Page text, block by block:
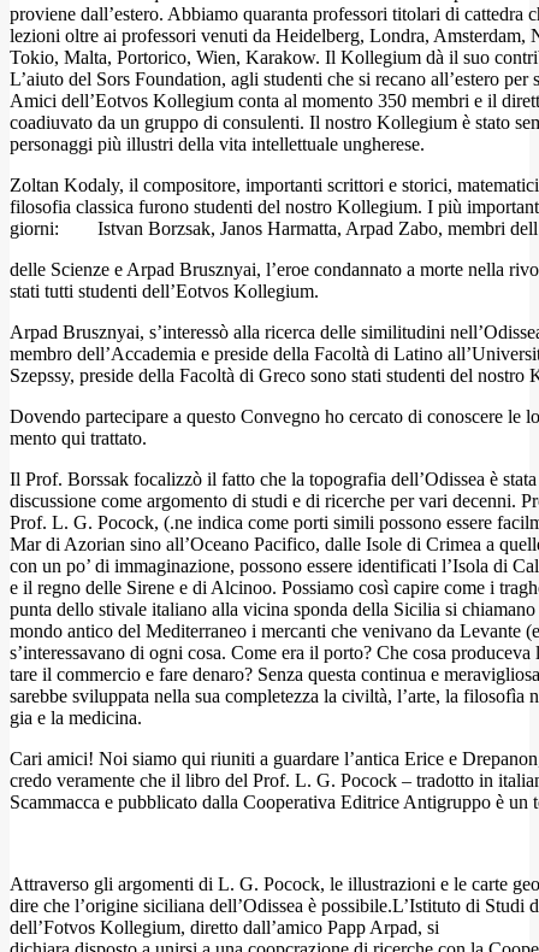
proviene dall’estero. Abbiamo quaranta professori titolari di cattedra
lezioni oltre ai professori venuti da Heidelberg, Londra, Amsterdam,
Tokio, Malta, Portorico, Wien, Karakow. Il Kollegium dà il suo
L’aiuto del Sors Foundation, agli studenti che si recano all’estero per
Amici dell’Eotvos Kollegium conta al momento 350 membri e il
coadiuvato da un gruppo di consulenti. Il nostro Kollegium è stato
personaggi più illustri della vita intellettuale ungherese.
Zoltan Kodaly, il compositore, importanti scrittori e storici,
filosofia classica furono studenti del nostro Kollegium. I più
giorni: Istvan Borzsak, Janos Harmatta, Arpad Zabo, membri
delle Scienze e Arpad Brusznyai, l’eroe condannato a morte nella
stati tutti studenti dell’Eotvos Kollegium.
Arpad Brusznyai, s’interessò alla ricerca delle similitudini
membro dell’Accademia e preside della Facoltà di Latino
Szepssy, preside della Facoltà di Greco sono stati studenti del nostro
Dovendo partecipare a questo Convegno ho cercato di conoscere le
mento qui trattato.
Il Prof. Borssak focalizzò il fatto che la topografia dell’Odissea è
discussione come argomento di studi e di ricerche per vari decenni.
Prof. L. G. Pocock, (.ne indica come porti simili possono essere
Mar di Azorian sino all’Oceano Pacifico, dalle Isole di Crimea a
con un po’ di immaginazione, possono essere identificati l’Isola di
e il regno delle Sirene e di Alcinoo. Possiamo così capire come i
punta dello stivale italiano alla vicina sponda della Sicilia si
mondo antico del Mediterraneo i mercanti che venivano da Levante
s’interessavano di ogni cosa. Come era il porto? Che cosa produceva
tare il commercio e fare denaro? Senza questa continua e
sarebbe sviluppata nella sua completezza la civiltà, l’arte, la filosofìa
gia e la medicina.
Cari amici! Noi siamo qui riuniti a guardare l’antica Erice e
credo veramente che il libro del Prof. L. G. Pocock – tradotto in
Scammacca e pubblicato dalla Cooperativa Editrice Antigruppo è un
Attraverso gli argomenti di L. G. Pocock, le illustrazioni e le carte
dire che l’origine siciliana dell’Odissea è possibile.L’Istituto di Studi
dell’Fotvos Kollegium, diretto dall’amico Papp Arpad, si